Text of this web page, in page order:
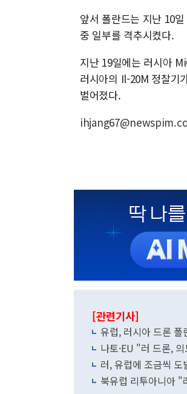
앞서 폴란드는 지난 10
중 일부를 격추시켰다.
지난 19일에는 러시아
러시아의 Il-20M 정찰기
벌어졌다.
[관련기사]
유럽, 러시아 드론
나토·EU "러 드론,
러, 유럽에 조금씩
북유럽 리투아니아